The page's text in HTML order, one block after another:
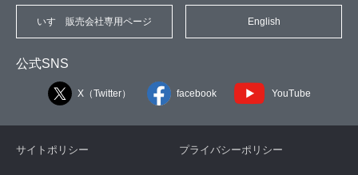
いすゞ販売会社専用ページ English
公式SNS
X（Twitter） facebook YouTube
サイトポリシー プライバシーポリシー